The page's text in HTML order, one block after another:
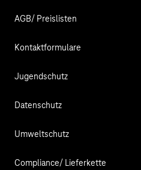
AGB/ Preislisten
Kontaktformulare
Jugendschutz
Datenschutz
Umweltschutz
Compliance/ Lieferkette